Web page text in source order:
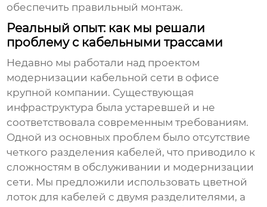
обеспечить правильный монтаж.
Реальный опыт: как мы решали
проблему с кабельными трассами
Недавно мы работали над проектом
модернизации кабельной сети в офисе
крупной компании. Существующая
инфраструктура была устаревшей и не
соответствовала современным требованиям.
Одной из основных проблем было отсутствие
четкого разделения кабелей, что приводило к
сложностям в обслуживании и модернизации
сети. Мы предложили использовать цветной
лоток для кабелей с двумя разделителями, а